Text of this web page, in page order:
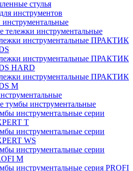
стулья
инструментов
тележки инструментальные
инструментальные ПРАКТИК
инструментальные ПРАКТИК
HARD
инструментальные ПРАКТИК
M
тумбы инструментальные
инструментальные серии
T
инструментальные серии
WS
инструментальные серии
M
инструментальные серия PROFI